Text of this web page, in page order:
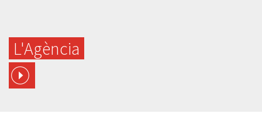
L'Agència